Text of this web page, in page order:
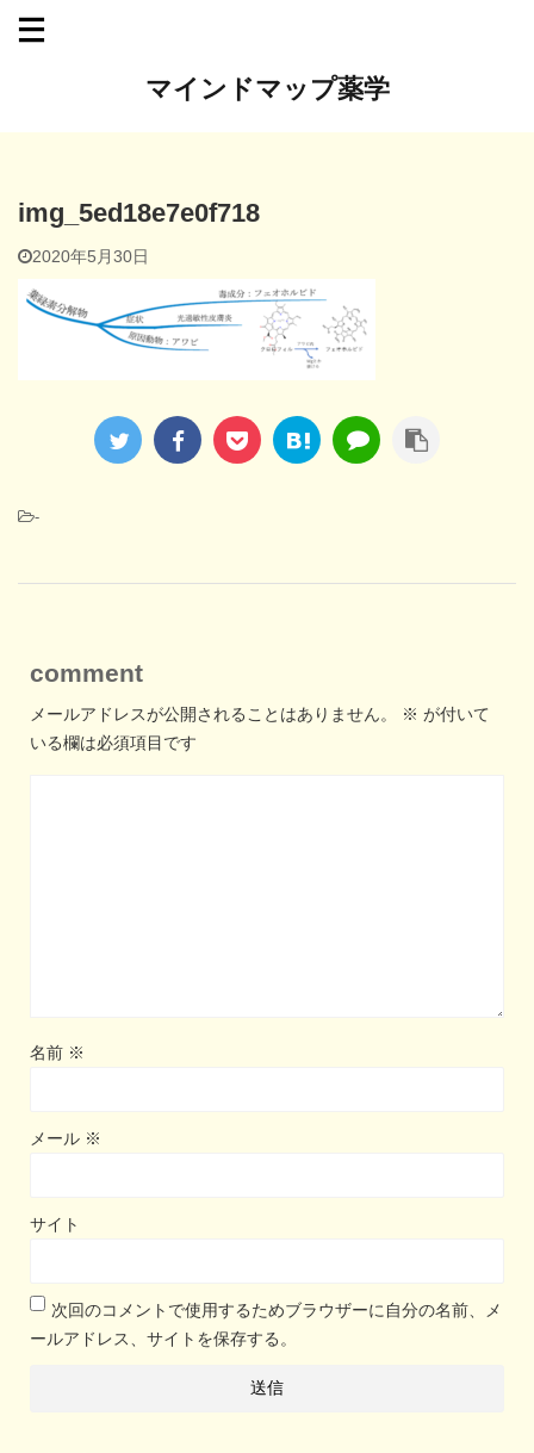
マインドマップ薬学
img_5ed18e7e0f718
2020年5月30日
-
comment
メールアドレスが公開されることはありません。 ※ が付いて
いる欄は必須項目です
名前 ※
メール ※
サイト
次回のコメントで使用するためブラウザーに自分の名前、メ
ールアドレス、サイトを保存する。